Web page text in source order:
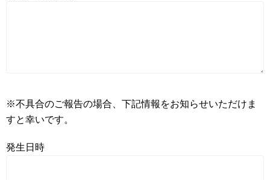
※不具合のご報告の場合、下記情報をお知らせいただけま
すと幸いです。
発生日時